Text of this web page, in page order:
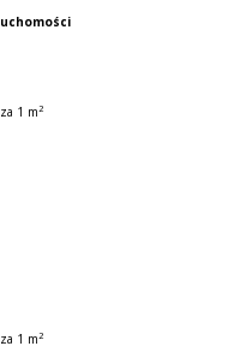
1 m 2
1 m 2